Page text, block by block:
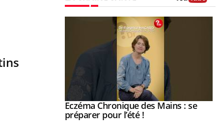
Youtube
Eczéma Chronique des Mains : se
préparer pour l’été !Youtube